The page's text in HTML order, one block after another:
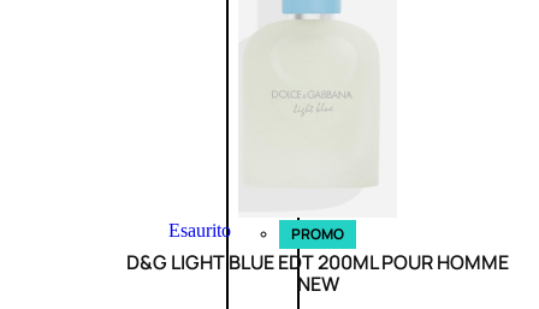
(0)
43,50€
Esaurito PROMO
D&G LIGHT BLUE EDT 200ML POUR HOMME
NEW